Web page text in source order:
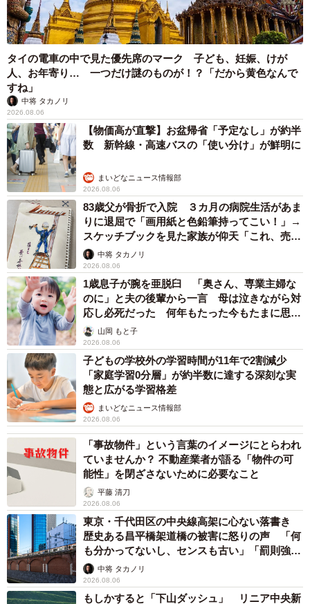
ました。
紆余曲折ありながらも、やっと掴んだ第三の犬生。それも
これもワンコが人間を信じ続け、自ら手繰り寄せた縁だと
思いました。
咲桃虎
https://www.sakumonto.com/
タイの電車の中で見た優先席のマーク 子ども、妊娠、けが
人、お年寄り… 一つだけ謎のものが！？「だから黄色なんで
すね」
中将 タカノリ
2026.08.06
【物価高が直撃】お盆帰省「予定なし」が約半
数 新幹線・高速バスの「使い分け」が鮮明に
まいどなニュース情報部
2026.08.06
83歳父が骨折で入院 ３カ月の病院生活があま
りに退屈で「画用紙と色鉛筆持ってこい！」→
スケッチブックを見た家族が仰天「これ、売れ
ますよ…」
中将 タカノリ
2026.08.06
1歳息子が腕を亜脱臼 「奥さん、専業主婦な
のに」と夫の後輩から一言 母は泣きながら対
応し必死だった 何年もたった今もたまに思い
出し…山岡 もと子
2026.08.06
子どもの学校外の学習時間が11年で2割減少
「家庭学習0分層」が約半数に達する深刻な実
態と広がる学習格差
まいどなニュース情報部
2026.08.06
「事故物件」という言葉のイメージにとらわれ
ていませんか？ 不動産業者が語る「物件の可
能性」を閉ざさないために必要なこと
平藤 清刀
2026.08.06
東京・千代田区の中央線高架に心ない落書き
歴史ある昌平橋架道橋の被害に怒りの声 「何
も分かってないし、センスも古い」「罰則強化
して」中将 タカノリ
2026.08.06
もしかすると「下山ダッシュ」 リニア中央新